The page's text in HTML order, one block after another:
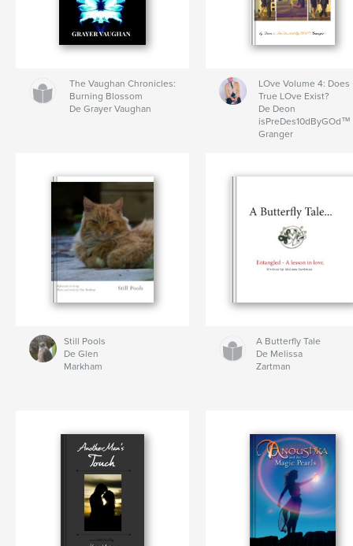
The Vaughan Chronicles:
Burning Blossom
De Grayer Vaughan
LOve Volume 4: Does
True LOve Exist?
De Deon
isPreDes10dByGOd™
Granger
Still Pools
De Glen
Markham
A Butterfly Tale
De Melissa
Zartman